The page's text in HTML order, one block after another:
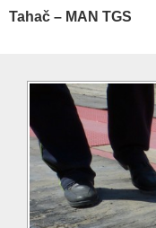
Tahač – MAN TGS